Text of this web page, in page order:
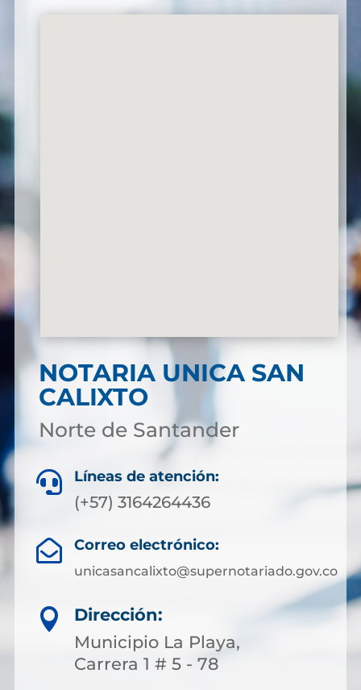
NOTARIA UNICA SAN
CALIXTO
Norte de Santander
 Líneas de atención:
(+57) 3164264436
 Correo electrónico:
unicasancalixto@supernotariado.gov.co

Dirección:
Municipio La Playa,
Carrera 1 # 5 - 78